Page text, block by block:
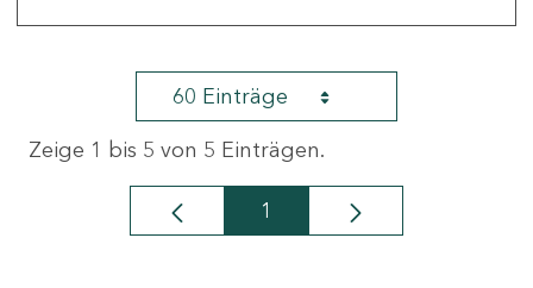
60 Einträge
Zeige 1 bis 5 von 5 Einträgen.
Seite
1